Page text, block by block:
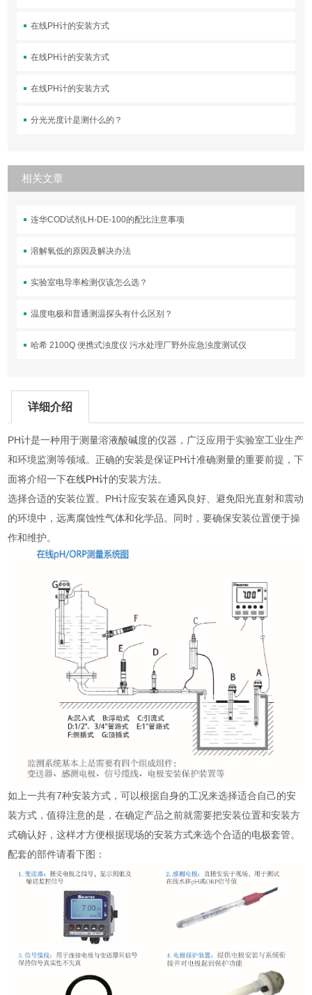
在线PH计的安装方式
在线PH计的安装方式
在线PH计的安装方式
分光光度计是测什么的？
相关文章
连华COD试剂LH-DE-100的配比注意事项
溶解氧低的原因及解决办法
实验室电导率检测仪该怎么选？
温度电极和普通测温探头有什么区别？
哈希 2100Q 便携式浊度仪 污水处理厂野外应急浊度测试仪
详细介绍
PH计是一种用于测量溶液酸碱度的仪器，广泛应用于实验室工业生产
和环境监测等领域。正确的安装是保证PH计准确测量的重要前提，下
面将介绍一下在线PH计的安装方法。
选择合适的安装位置。PH计应安装在通风良好、避免阳光直射和震动
的环境中，远离腐蚀性气体和化学品。同时，要确保安装位置便于操
作和维护。
如上一共有7种安装方式，可以根据自身的工况来选择适合自己的安
装方式，值得注意的是，在确定产品之前就需要把安装位置和安装方
式确认好，这样才方便根据现场的安装方式来选个合适的电极套管。
配套的部件请看下图：